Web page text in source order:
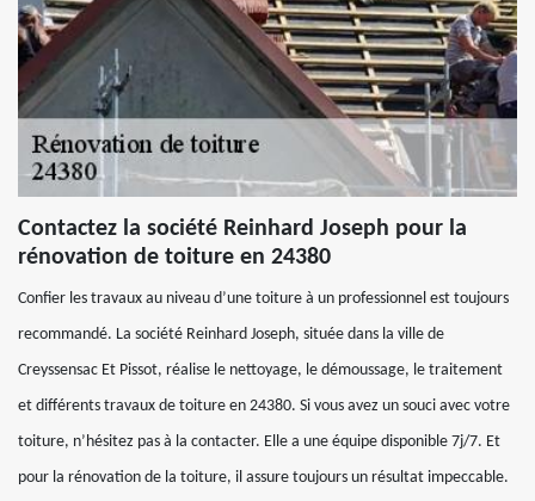
Contactez la société Reinhard Joseph pour la
rénovation de toiture en 24380
Confier les travaux au niveau d’une toiture à un professionnel est toujours
recommandé. La société Reinhard Joseph, située dans la ville de
Creyssensac Et Pissot, réalise le nettoyage, le démoussage, le traitement
et différents travaux de toiture en 24380. Si vous avez un souci avec votre
toiture, n’hésitez pas à la contacter. Elle a une équipe disponible 7j/7. Et
pour la rénovation de la toiture, il assure toujours un résultat impeccable.